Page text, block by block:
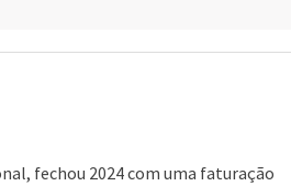
fechou 2024 com uma faturação